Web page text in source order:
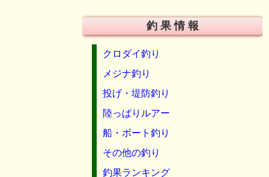
釣 果 情 報
クロダイ釣り
メジナ釣り
投げ・堤防釣り
陸っぱりルアー
船・ボート釣り
その他の釣り
釣果ランキング